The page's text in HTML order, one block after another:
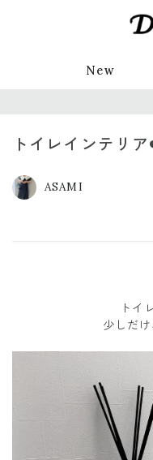
New
トイレインテリ
ASAMI
トイ
少しだ